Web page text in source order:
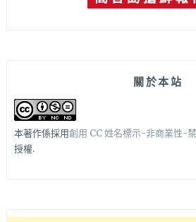
關於本站
本著作係採用創用 CC 姓名標示-非商業性-
授權.